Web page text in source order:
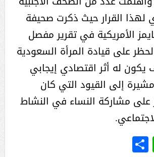
لهذا القرار حيث ذكرت صحيفة
الأمريكية في تقرير مفصل
على قيادة المرأة السعودية
له أثر اقتصادي إيجابي
إلى القيود التي كان
على مشاركة النساء في النشاط
WhatsApp
Share